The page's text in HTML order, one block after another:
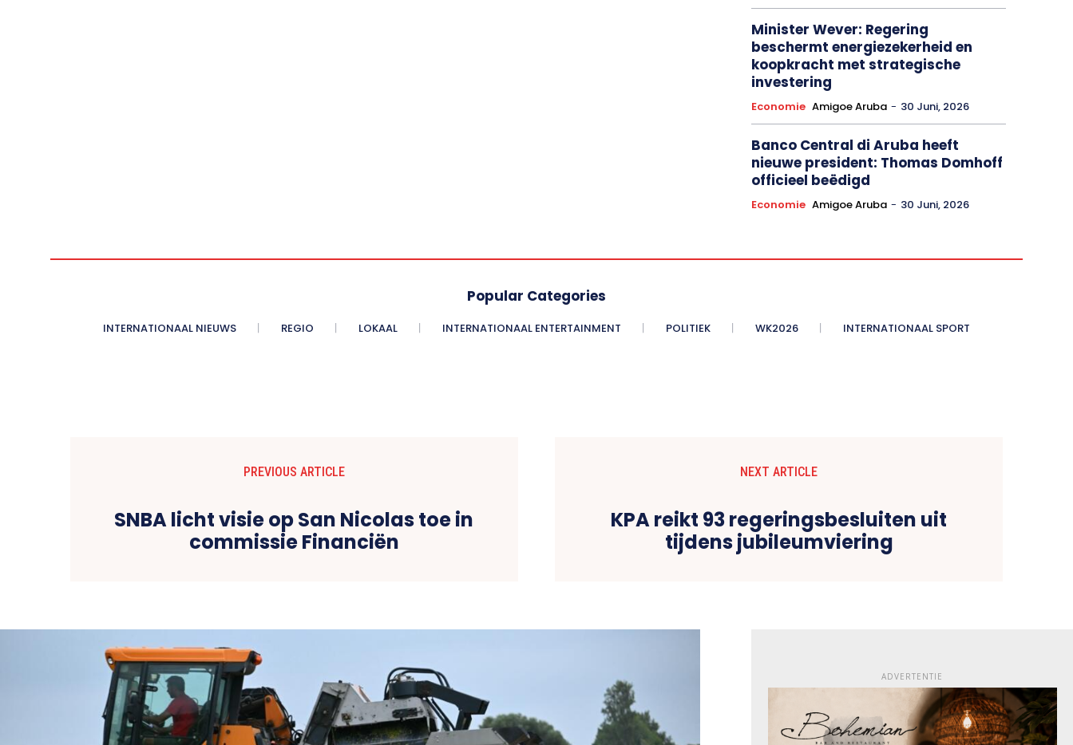
Minister Wever: Regering
beschermt energiezekerheid en
koopkracht met strategische
investering
Economie Amigoe Aruba - 30 Juni, 2026
Banco Central di Aruba heeft
nieuwe president: Thomas Domhoff
officieel beëdigd
Economie Amigoe Aruba - 30 Juni, 2026
Popular Categories
INTERNATIONAAL NIEUWS REGIO LOKAAL INTERNATIONAAL ENTERTAINMENT POLITIEK WK2026 INTERNATIONAAL SPORT
PREVIOUS ARTICLE
SNBA licht visie op San Nicolas toe in
commissie Financiën
NEXT ARTICLE
KPA reikt 93 regeringsbesluiten uit
tijdens jubileumviering